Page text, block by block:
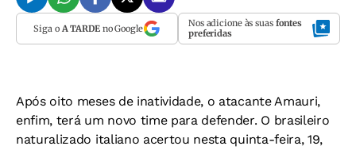
Siga o A TARDEno Google Nos adicione às suas fontes
preferidas
Após oito meses de inatividade, o atacante Amauri,
enfim, terá um novo time para defender. O brasileiro
naturalizado italiano acertou nesta quinta-feira, 19,